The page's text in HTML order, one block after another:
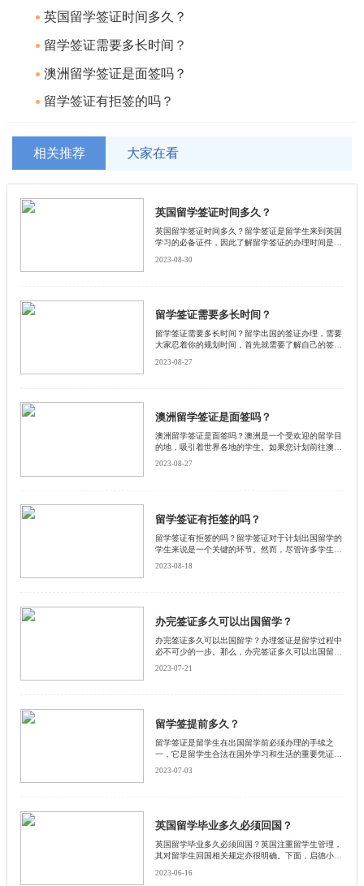
英国留学签证时间多久？
留学签证需要多长时间？
澳洲留学签证是面签吗？
留学签证有拒签的吗？
相关推荐 大家在看
英国留学签证时间多久？
英国留学签证时间多久？留学签证是留学生来到英国
学习的必备证件，因此了解留学签证的办理时间是非
2023-08-30
留学签证需要多长时间？
留学签证需要多长时间？留学出国的签证办理，需要
大家忍着你的规划时间，首先就需要了解自己的签证
留学签证办理时间一般需要多长时间。
2023-08-27
澳洲留学签证是面签吗？
澳洲留学签证是面签吗？澳洲是一个受欢迎的留学目
的地，吸引着世界各地的学生。如果您计划前往澳洲
2023-08-27
留学签证有拒签的吗？
留学签证有拒签的吗？留学签证对于计划出国留学的
学生来说是一个关键的环节。然而，尽管许多学生都
2023-08-18
办完签证多久可以出国留学？
办完签证多久可以出国留学？办理签证是留学过程中
必不可少的一步。那么，办完签证多久可以出国留学
2023-07-21
留学签提前多久？
留学签证是留学生在出国留学前必须办理的手续之
一，它是留学生合法在国外学习和生活的重要凭证。
2023-07-03
英国留学毕业多久必须回国？
英国留学毕业多久必须回国？英国注重留学生管理，
其对留学生回国相关规定亦很明确。下面，启德小编
2023-06-16